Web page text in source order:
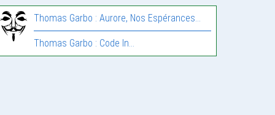
Thomas Garbo : Aurore, Nos Espérances…
Thomas Garbo : Code In…